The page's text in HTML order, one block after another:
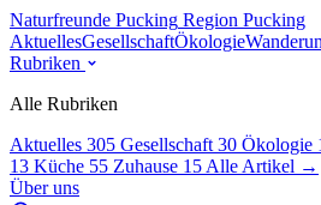
Naturfreunde Pucking Region Pucking
AktuellesGesellschaftÖkologie
Rubriken
Alle Rubriken
Aktuelles 305 Gesellschaft 30 Ökologie
13 Küche 55 Zuhause 15 Alle Artikel →
Über uns